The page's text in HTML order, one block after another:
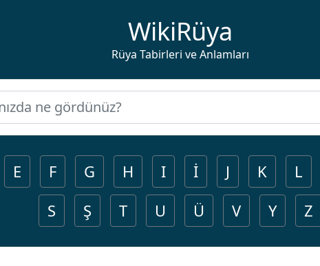
WikiRüya
Rüya Tabirleri ve Anlamları
E F G H I İ J K L
S
Ş T U Ü V Y Z